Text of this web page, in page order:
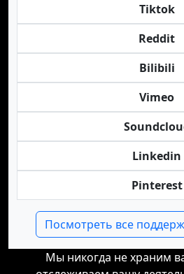
Tiktok
Reddit
Bilibili
Vimeo
Linkedin
Pinterest
Посмотреть все
Мы никогда не храним